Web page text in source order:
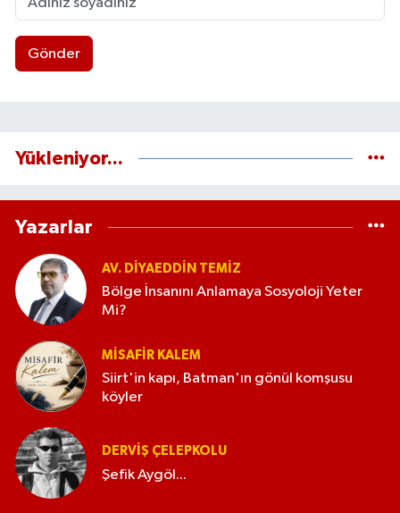
Gönder
Yükleniyor...
Yazarlar
AV. DIYAEDDIN TEMIZ
Bölge İnsanını Anlamaya Sosyoloji Yeter
Mi?
MISAFIR KALEM
Siirt'in kapı, Batman'ın gönül komşusu
köyler
DERVIŞ ÇELEPKOLU
Şefik Aygöl...